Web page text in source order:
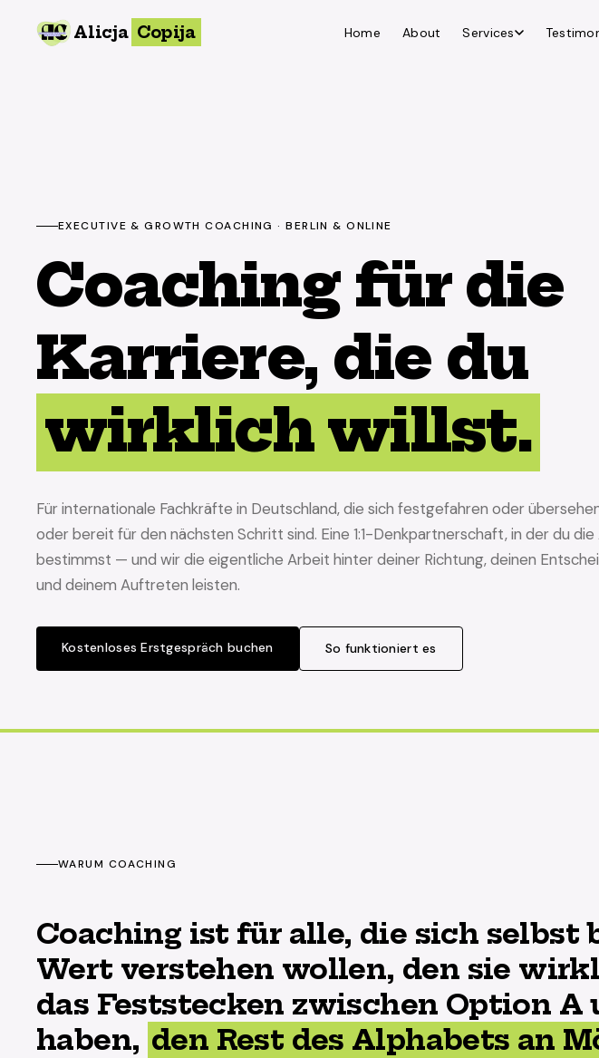
Alicja Copija Home About Services
EXECUTIVE & GROWTH COACHING · BERLIN & ONLINE
Coaching für die
Karriere, die du
wirklich willst.
Für internationale Fachkräfte in Deutschland, die sich festgefahren oder
oder bereit für den nächsten Schritt sind. Eine 1:1-Denkpartnerschaft, in der du die
bestimmst — und wir die eigentliche Arbeit hinter deiner Richtung, deinen
und deinem Auftreten leisten.
Kostenloses Erstgespräch buchen So funktioniert es
WARUM COACHING
Coaching ist für alle, die sich selbst
Wert verstehen wollen, den sie
das Feststecken zwischen Option
haben, den Rest des Alphabets an